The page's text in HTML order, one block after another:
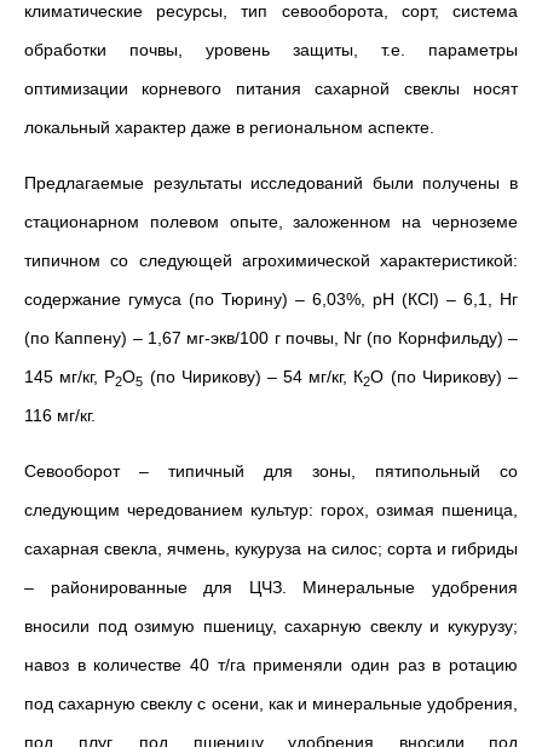
климатические ресурсы, тип севооборота, сорт, система
обработки почвы, уровень защиты, т.е. параметры
оптимизации корневого питания сахарной свеклы носят
локальный характер даже в региональном аспекте.
Предлагаемые результаты исследований были получены в
стационарном полевом опыте, заложенном на черноземе
типичном со следующей агрохимической характеристикой:
содержание гумуса (по Тюрину) – 6,03%, рН (КСl) – 6,1, Нг
(по Каппену) – 1,67 мг-экв/100 г почвы, Nг (по Корнфильду) –
145 мг/кг, Р2О5 (по Чирикову) – 54 мг/кг, К2O (по Чирикову) –
116 мг/кг.
Севооборот – типичный для зоны, пятипольный со
следующим чередованием культур: горох, озимая пшеница,
сахарная свекла, ячмень, кукуруза на силос; сорта и гибриды
– районированные для ЦЧЗ. Минеральные удобрения
вносили под озимую пшеницу, сахарную свеклу и кукурузу;
навоз в количестве 40 т/га применяли один раз в ротацию
под сахарную свеклу с осени, как и минеральные удобрения,
под плуг, под пшеницу удобрения вносили под